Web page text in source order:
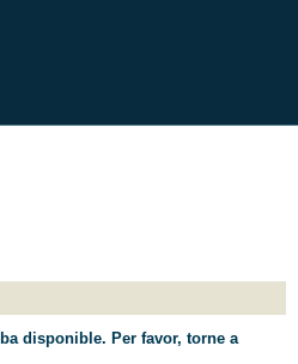
disponible. Per favor, torne a